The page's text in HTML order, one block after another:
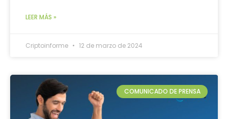
LEER MÁS »
Criptoinforme 12 de marzo de 2024
COMUNICADO DE PRENSA